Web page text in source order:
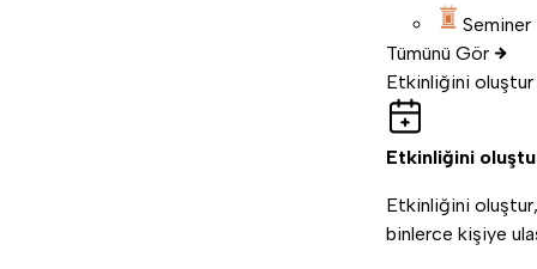
Seminer
Tümünü Gör
Etkinliğini oluştur
Etkinliğini
Etkinliğini oluştur,
binlerce kişiye